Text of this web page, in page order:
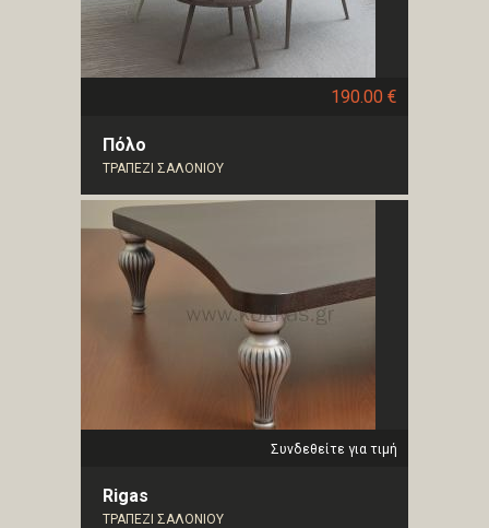
190.00 €
Πόλο
ΤΡΑΠΕΖΙ ΣΑΛΟΝΙΟΥ
Συνδεθείτε για τιμή
Rigas
ΤΡΑΠΕΖΙ ΣΑΛΟΝΙΟΥ